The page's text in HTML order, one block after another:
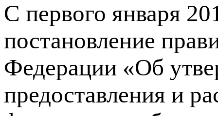
С первого января
постановление
Федерации «Об
предоставления и